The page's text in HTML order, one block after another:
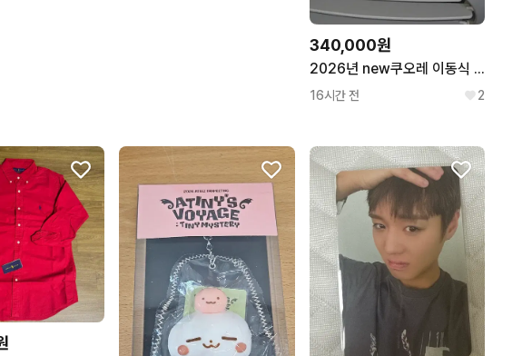
340,000원
2026년 new쿠오레 이동식 에어컨 판매합니다
16시간 전 2